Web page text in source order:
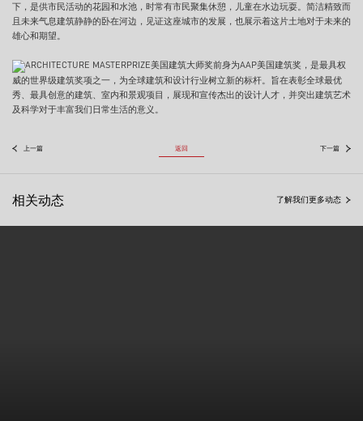
下，是供市民活动的花园和水池，时常有市民聚集休憩，儿童在水边玩耍。简洁精致而
且未来气息建筑静静的卧在河边，见证这座城市的发展，也展示着这片土地对于未来的
雄心和期望。
ARCHITECTURE MASTERPRIZE美国建筑大师奖前身为AAP美国建筑奖，是最具权
威的世界级建筑奖项之一，为全球建筑和设计行业树立新的标杆。旨在表彰全球最优
秀、最具创意的建筑、室内和景观项目，展现和宣传杰出的设计人才，并突出建筑艺术
及科学对于丰富我们日常生活的意义。
上一篇 返回 下一篇
相关动态 了解我们更多动态